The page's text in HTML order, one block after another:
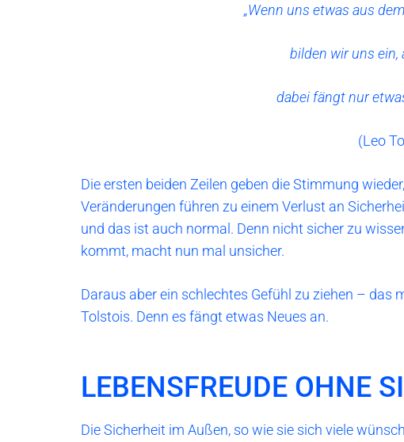
„Wenn uns etwas aus
bilden wir uns ein,
dabei fängt nur
(Leo
Die ersten beiden Zeilen geben die Stimmung
Veränderungen führen zu einem Verlust an
und das ist auch normal. Denn nicht sicher zu
kommt, macht nun mal unsicher.
Daraus aber ein schlechtes Gefühl zu ziehen – das
Tolstois. Denn es fängt etwas Neues an.
LEBENSFREUDE OHNE
Die Sicherheit im Außen, so wie sie sich viele